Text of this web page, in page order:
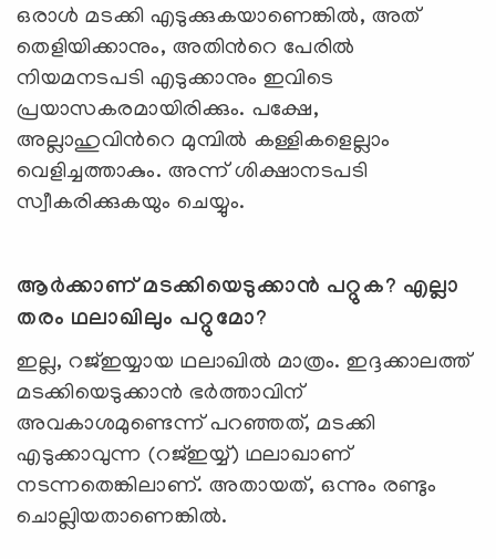
ഒരാള്‍ മടക്കി എടുക്കുകയാണെങ്കില്‍, അത്
തെളിയിക്കാനും, അതിന്‍റെ പേരില്‍
നിയമനടപടി എടുക്കാനും ഇവിടെ
പ്രയാസകരമായിരിക്കും. പക്ഷേ,
അല്ലാഹുവിന്‍റെ മുമ്പില്‍ കള്ളികളെല്ലാം
വെളിച്ചത്താകും. അന്ന് ശിക്ഷാനടപടി
സ്വീകരിക്കുകയും ചെയ്യും.
ആര്‍ക്കാണ് മടക്കിയെടുക്കാന്‍ പറ്റുക? എല്ലാ
തരം ഥലാഖിലും പറ്റുമോ?
ഇല്ല, റജ്ഇയ്യായ ഥലാഖില്‍ മാത്രം. ഇദ്ദക്കാലത്ത്
മടക്കിയെടുക്കാന്‍ ഭര്‍ത്താവിന്
അവകാശമുണ്ടെന്ന് പറഞ്ഞത്, മടക്കി
എടുക്കാവുന്ന (റജ്ഇയ്യ്) ഥലാഖാണ്
നടന്നതെങ്കിലാണ്. അതായത്, ഒന്നും രണ്ടും
ചൊല്ലിയതാണെങ്കില്‍.